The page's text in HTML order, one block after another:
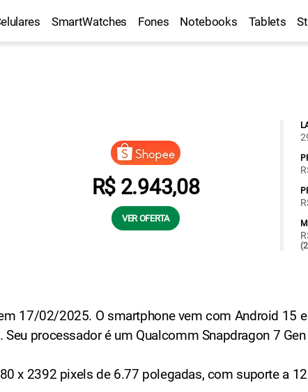
SmartWatches Fones Notebooks Tablets
R$ 2.943,08
VER OFERTA
17/02/2025. O smartphone vem com Android 15
processador é um Qualcomm Snapdragon 7
x 2392 pixels de 6.77 polegadas, com suporte a